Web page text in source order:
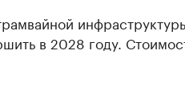
в 2028 году.